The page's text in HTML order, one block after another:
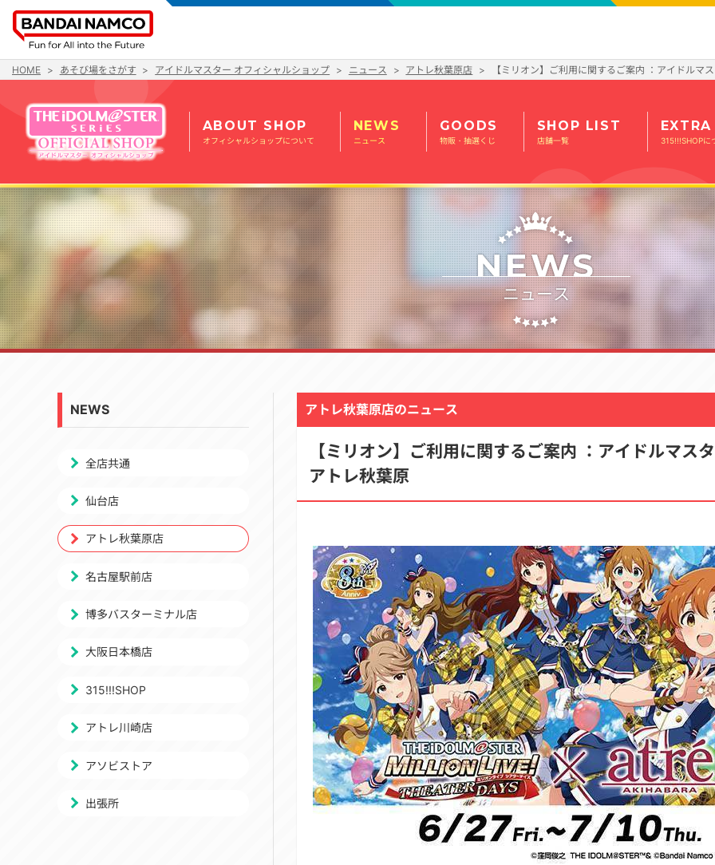
HOME あそび場をさがす アイドルマスター オフィシャルショップ ニュース アトレ秋葉原店 【ミリオン】ご利用に関するご案内 ：アイドル
ABOUT SHOP
オフィシャルショップについて
NEWS
ニュース
GOODS
物販・抽選くじ
SHOP LIST
店舗一覧
EXTRA
315!!!SHOPに
NEWS
ニュース
アトレ秋葉原店のニュース
【ミリオン】ご利用に関するご案内 ：アイドルマス
アトレ秋葉原
NEWS
全店共通
仙台店
アトレ秋葉原店
名古屋駅前店
博多バスターミナル店
大阪日本橋店
315!!!SHOP
アトレ川崎店
アソビストア
出張所